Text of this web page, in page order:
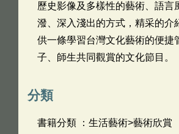
歷史影像及多樣性的藝術、語言
潑、深入淺出的方式，精采的介
供一條學習台灣文化藝術的便捷
子、師生共同觀賞的文化節目。
分類
書籍分類 ：生活藝術>藝術欣賞